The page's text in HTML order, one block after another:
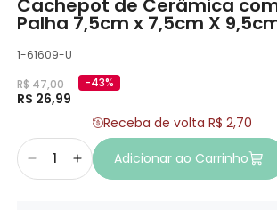
Palha 7,5cm x 7,5cm X
SKU:
1-61609-U
Preço
normal
R$ 47,00 -43%
Preço
promocional
R$ 26,99
Diminuir
a
Aumentar
a
Receba de volta R$ 2,70
Adicionar ao Carrinho